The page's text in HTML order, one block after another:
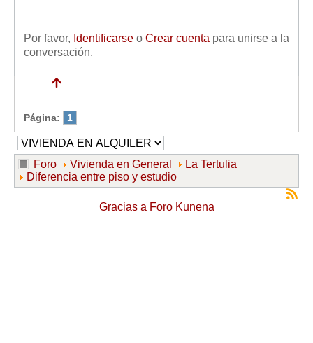
Por favor, Identificarse o Crear cuenta para unirse a la
conversación.
Página: 1
Foro Vivienda en General
La Tertulia
Diferencia entre piso y estudio
Gracias a Foro Kunena